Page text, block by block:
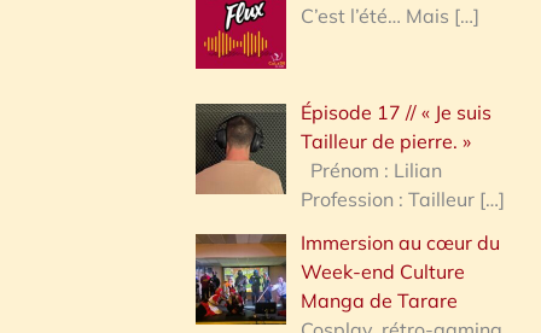
r
h
e
:
C’est l’été… Mais […]
Épisode 17 // « Je suis
Tailleur de pierre. »
Prénom : Lilian
Profession : Tailleur […]
Immersion au cœur du
Week-end Culture
Manga de Tarare